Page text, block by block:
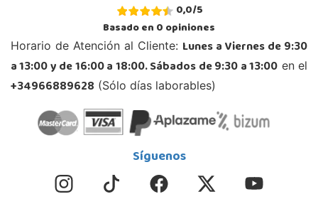
0,0/5
Basado en0opiniones
Horario de Atención al Cliente: Lunes a Viernes de 9:30
a 13:00 y de 16:00 a 18:00. Sábados de 9:30 a 13:00 en el
+34966889628 (Sólo días laborables)
Síguenos